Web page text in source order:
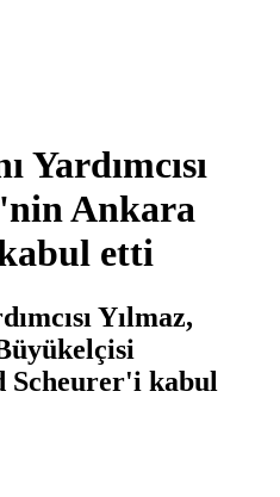
Yardımcısı
Ankara
etti
Yılmaz,
Scheurer'i kabul